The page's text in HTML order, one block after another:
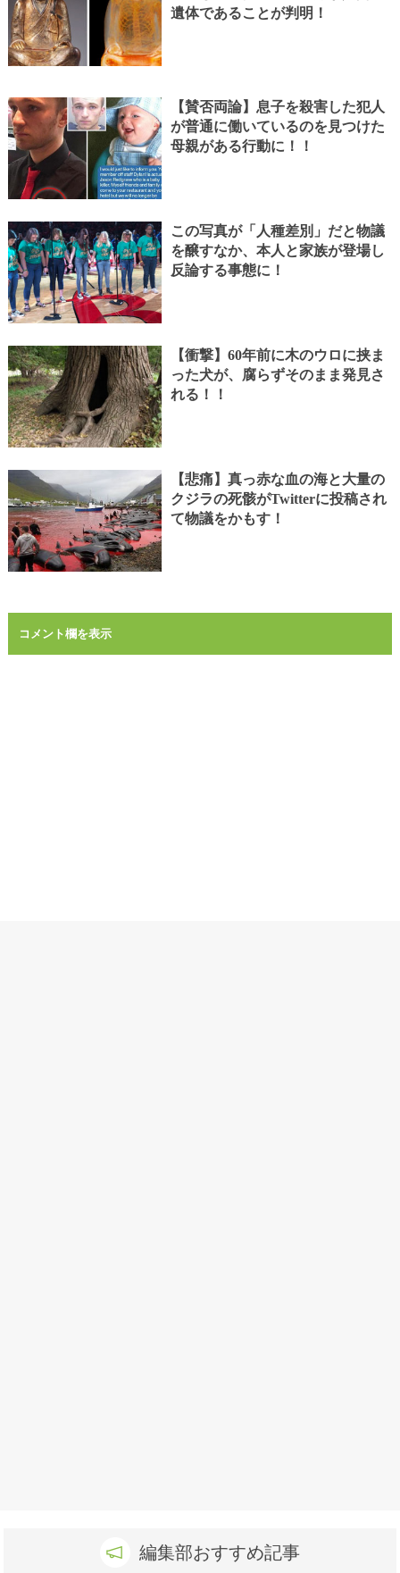
遺体であることが判明！
【賛否両論】息子を殺害した犯人
が普通に働いているのを見つけた
母親がある行動に！！
この写真が「人種差別」だと物議
を醸すなか、本人と家族が登場し
反論する事態に！
【衝撃】60年前に木のウロに挟ま
った犬が、腐らずそのまま発見さ
れる！！
【悲痛】真っ赤な血の海と大量の
クジラの死骸がTwitterに投稿され
て物議をかもす！
コメント欄を表示
編集部おすすめ記事